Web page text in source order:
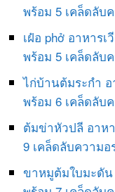
พร้อม 5 เคล็ดลับ
เฝ๋อ phở อาหาร
พร้อม 5 เคล็ดลับ
ไก่บ้านต้มระกำ
พร้อม 6 เคล็ดลับ
ต้มข่าหัวปลี อาห
9 เคล็ดลับความอ
ขาหมูต้มใบมะดัน